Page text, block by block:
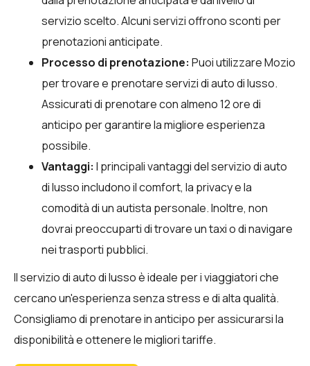
servizio scelto. Alcuni servizi offrono sconti per
prenotazioni anticipate.
Processo di prenotazione: Puoi utilizzareMozio
per trovare e prenotare servizi di auto di lusso.
Assicurati di prenotare con almeno 12 ore di
anticipo per garantire la migliore esperienza
possibile.
Vantaggi: I principali vantaggi del servizio di auto
di lusso includono il comfort, la privacy e la
comodità di un autista personale. Inoltre, non
dovrai preoccuparti di trovare un taxi o di navigare
nei trasporti pubblici.
Il servizio di auto di lusso è ideale per i viaggiatori che
cercano un'esperienza senza stress e di alta qualità.
Consigliamo di prenotare in anticipo per assicurarsi la
disponibilità e ottenere le migliori tariffe.